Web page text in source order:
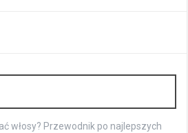
włosy? Przewodnik po najlepszych